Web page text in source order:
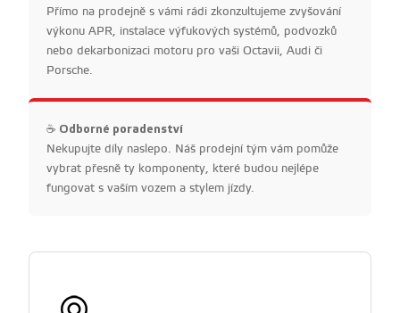
Přímo na prodejně s vámi rádi zkonzultujeme zvyšování
výkonu APR, instalace výfukových systémů, podvozků
nebo dekarbonizaci motoru pro vaši Octavii, Audi či
Porsche.
☕ Odborné poradenství
Nekupujte díly naslepo. Náš prodejní tým vám pomůže
vybrat přesně ty komponenty, které budou nejlépe
fungovat s vaším vozem a stylem jízdy.